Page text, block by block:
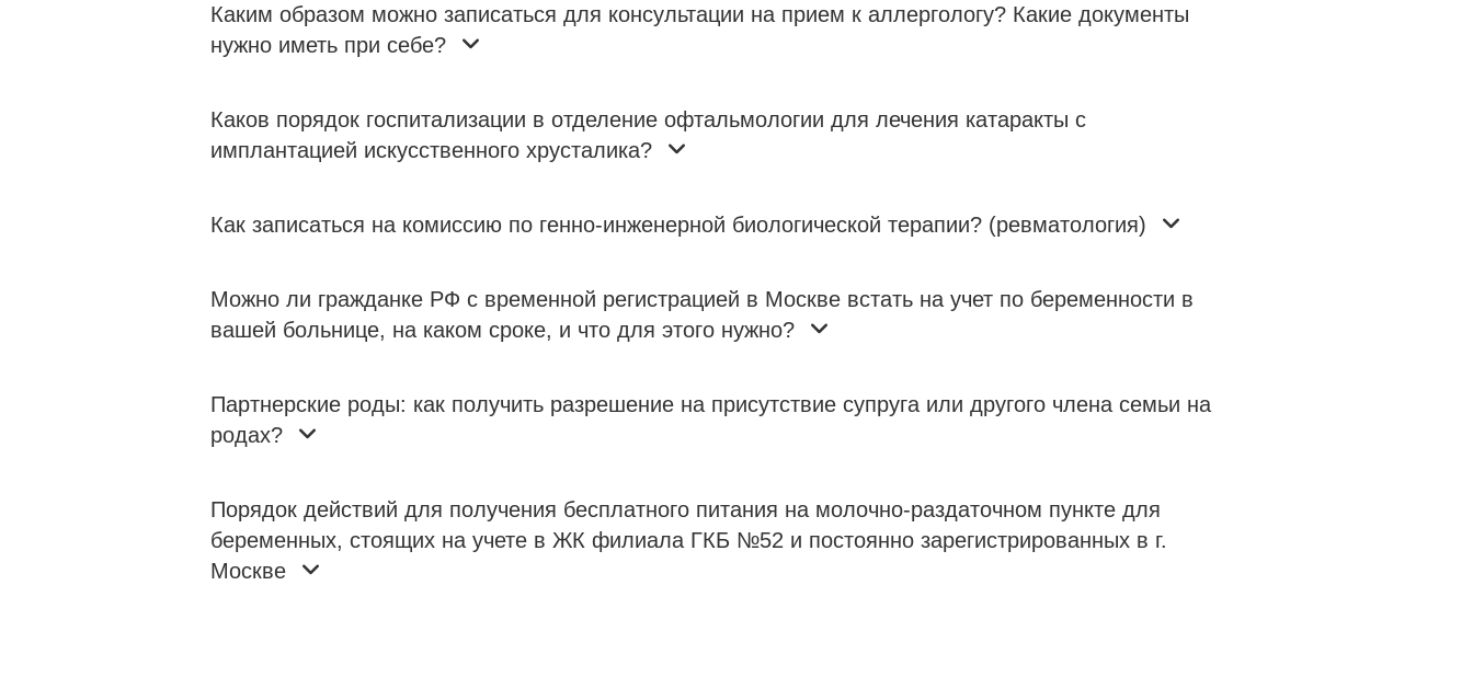
Каким образом можно записаться для консультации на прием к аллергологу? Какие документы
нужно иметь при себе?
Каков порядок госпитализации в отделение офтальмологии для лечения катаракты с
имплантацией искусственного хрусталика?
Как записаться на комиссию по генно-инженерной биологической терапии? (ревматология)
Можно ли гражданке РФ с временной регистрацией в Москве встать на учет по беременности в
вашей больнице, на каком сроке, и что для этого нужно?
Партнерские роды: как получить разрешение на присутствие супруга или другого члена семьи на
родах?
Порядок действий для получения бесплатного питания на молочно-раздаточном пункте для
беременных, стоящих на учете в ЖК филиала ГКБ №52 и постоянно зарегистрированных в г.
Москве